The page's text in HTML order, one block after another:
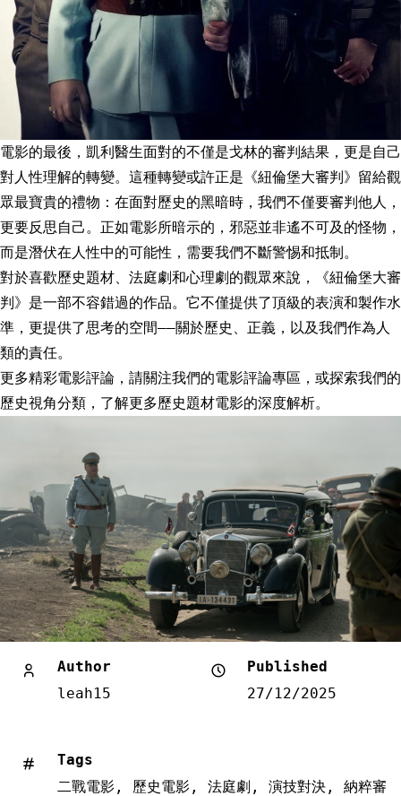
電影的最後，凱利醫生面對的不僅是戈林的審判結果，更是自己
對人性理解的轉變。這種轉變或許正是《紐倫堡大審判》留給觀
眾最寶貴的禮物：在面對歷史的黑暗時，我們不僅要審判他人，
更要反思自己。正如電影所暗示的，邪惡並非遙不可及的怪物，
而是潛伏在人性中的可能性，需要我們不斷警惕和抵制。
對於喜歡歷史題材、法庭劇和心理劇的觀眾來說，《紐倫堡大審
判》是一部不容錯過的作品。它不僅提供了頂級的表演和製作水
準，更提供了思考的空間——關於歷史、正義，以及我們作為人
類的責任。
更多精彩電影評論，請關注我們的電影評論專區，或探索我們的
歷史視角分類，了解更多歷史題材電影的深度解析。
Author
leah15
Published
27/12/2025
Tags
二戰電影 , 歷史電影 , 法庭劇 , 演技對決 , 納粹審